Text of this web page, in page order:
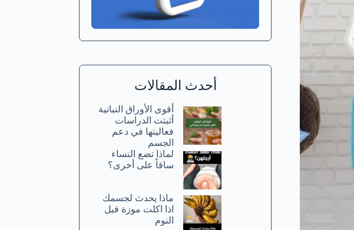
أحدث المقالات
أقوى الأوراق النباتية
أثبتت الدراسات
فعاليتها في دعم
الجسم
لماذا تضع النساء
ساقاً على أخرى؟
ماذا يحدث لجسمك
اذا اكلت موزة قبل
النوم